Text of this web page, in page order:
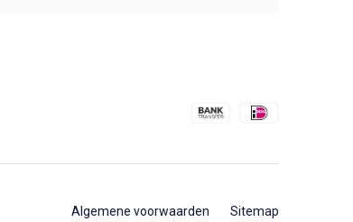
Algemene voorwaarden Sitemap